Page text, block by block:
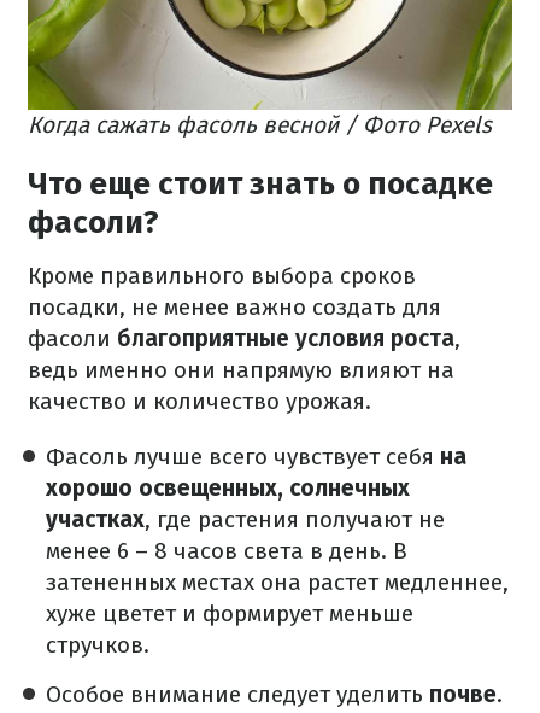
Когда сажать фасоль весной / Фото Pexels
Что еще стоит знать о посадке
фасоли?
Кроме правильного выбора сроков
посадки, не менее важно создать для
фасоли благоприятные условия роста,
ведь именно они напрямую влияют на
качество и количество урожая.
Фасоль лучше всего чувствует себя на
хорошо освещенных, солнечных
участках, где растения получают не
менее 6 – 8 часов света в день. В
затененных местах она растет медленнее,
хуже цветет и формирует меньше
стручков.
Особое внимание следует уделить почве.